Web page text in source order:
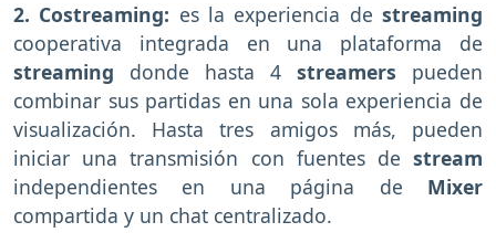
2. Costreaming: es la experiencia destreaming
cooperativa integrada en una plataforma de
streaming donde hasta 4 streamers pueden
combinar sus partidas en una sola experiencia de
visualización. Hasta tres amigos más, pueden
iniciar una transmisión con fuentes de stream
independientes en una página de Mixer
compartida y un chat centralizado.